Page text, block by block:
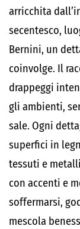
arricchita
secentesco,
Bernini, un
coinvolge. Il
drappeggi
gli ambienti,
sale. Ogni
superfici in
tessuti e
con accenti e
soffermarsi,
mescola